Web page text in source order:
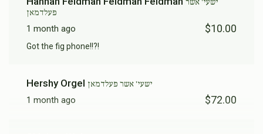
ישעי' אשר
פעלדמאן
1 month ago $10.00
Got the fig phone!!?!
Hershy Orgel ישעי' אשר פעלדמאן
1 month ago $72.00